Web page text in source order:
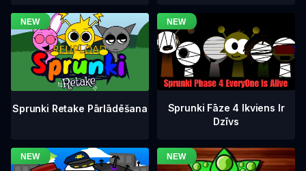
Sprunki Retake Pārlādēšana
Sprunki Fāze 4 Ikviens Ir
Dzīvs